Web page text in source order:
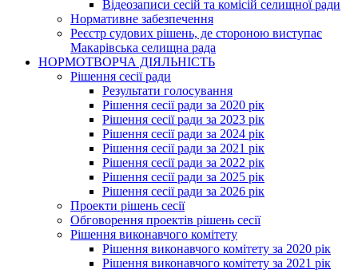
Відеозаписи сесій та комісій селищної ради
Нормативне забезпечення
Реєстр судових рішень, де стороною виступає
Макарівська селищна рада
НОРМОТВОРЧА ДІЯЛЬНІСТЬ
Рішення сесії ради
Результати голосування
Рішення сесії ради за 2020 рік
Рішення сесії ради за 2023 рік
Рішення сесії ради за 2024 рік
Рішення сесії ради за 2021 рік
Рішення сесії ради за 2022 рік
Рішення сесії ради за 2025 рік
Рішення сесії ради за 2026 рік
Проекти рішень сесії
Обговорення проектів рішень сесії
Рішення виконавчого комітету
Рішення виконавчого комітету за 2020 рік
Рішення виконавчого комітету за 2021 рік